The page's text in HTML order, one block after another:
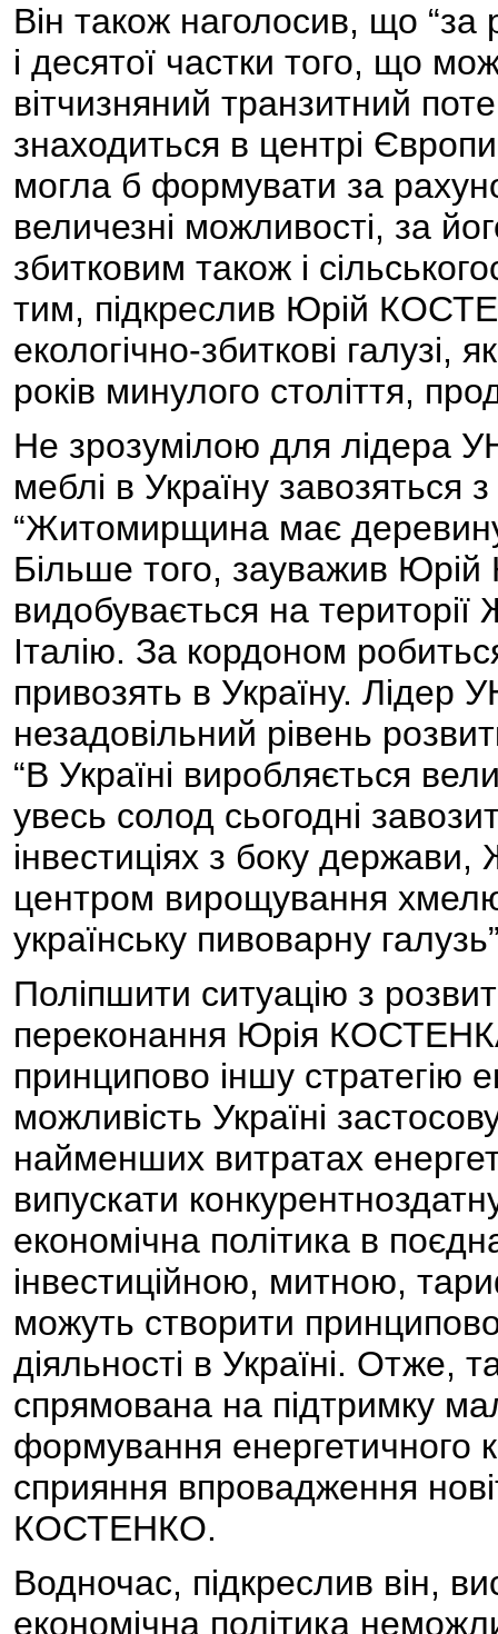
Він також наголосив, що “за
і десятої частки того, що
вітчизняний транзитний
знаходиться в центрі
могла б формувати за
величезні можливості, за
збитковим також і
тим, підкреслив Юрій
екологічно-збиткові галузі,
років минулого століття,
Не зрозумілою для лідера
меблі в Україну завозяться
“Житомирщина має деревину
Більше того, зауважив
видобувається на
Італію. За кордоном
привозять в Україну. Лідер
незадовільний рівень
“В Україні виробляється
увесь солод сьогодні
інвестиціях з боку
центром вирощування
українську пивоварну
Поліпшити ситуацію з
переконання Юрія
принципово іншу стратегію
можливість Україні
найменших витратах
випускати
економічна політика в
інвестиційною, митною,
можуть створити
діяльності в Україні. Отже,
спрямована на підтримку
формування енергетичного
сприяння впровадження
КОСТЕНКО.
Водночас, підкреслив він,
економічна політика